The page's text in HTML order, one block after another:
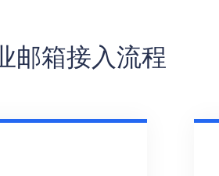
邮箱接入流程